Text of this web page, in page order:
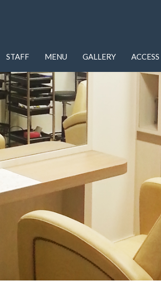
STAFF MENU GALLERY ACCESS